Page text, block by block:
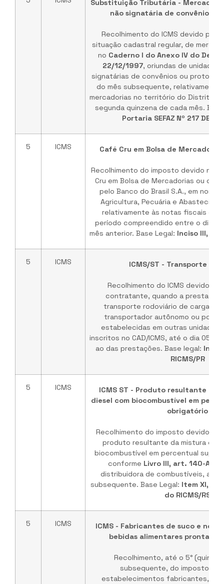
Substituição Tributária -
não signatária de convênios
Recolhimento do ICMS devido pelo
situação cadastral regular, de
no Caderno I do Anexo IV do
22/12/1997, oriundas de unidades
signatárias de convênios ou
do mês subsequente, relativamente
mercadorias no território do Distrito
segunda quinzena de cada mês.
Portaria SEFAZ Nº 217 DE
5 ICMS Café Cru em Bolsa de
Recolhimento do imposto devido na
Cru em Bolsa de Mercadorias ou de
pelo Banco do Brasil S.A., em nome
Agricultura, Pecuária e
relativamente às notas fiscais
período compreendido entre o dia
mês anterior. Base Legal: Inciso III,
5 ICMS ICMS/ST - Transporte de
Recolhimento do ICMS devido
contratante, quando a prestação
transporte rodoviário de cargas
transportador autônomo ou por
estabelecidas em outras unidades
inscritos no CAD/ICMS, até o dia 05
ao das prestações. Base legal:
RICMS/PR
5 ICMS
ICMS ST - Produto resultante da
diesel com biocombustível em
obrigatório
Recolhimento do imposto devido
produto resultante da mistura de
biocombustível em percentual
conforme Livro III, art. 140-A
distribuidora de combustíveis, até
subsequente. Base Legal: Item XI,
do RICMS/RS
5 ICMS
ICMS - Fabricantes de suco e
bebidas alimentares prontas à
Recolhimento, até o 5° (quinto)
subsequente, do imposto
estabelecimentos fabricantes,